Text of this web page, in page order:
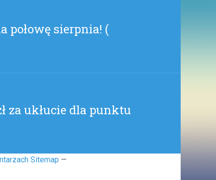
połowę sierpnia! (
za ukłucie dla punktu
Sitemap —